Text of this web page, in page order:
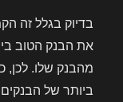
בדיוק בגלל זה
את הבנק הטוב
מהבנק שלו. לכן,
ביותר של